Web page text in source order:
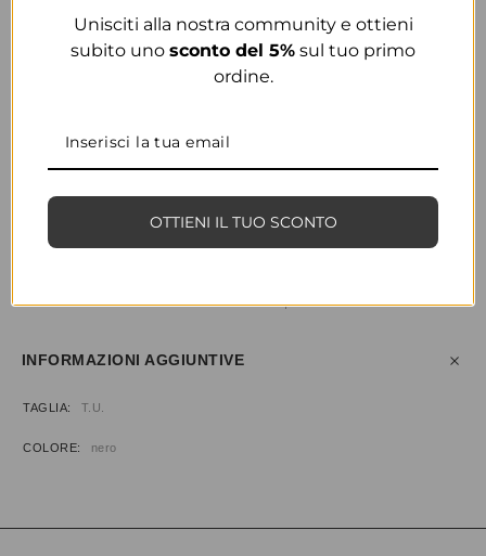
AGGIUNGI ALLA WISHLIST CONDIVIDI
COD:34673CATEGORIE:ABBIGLIAMENTO,T-SHIRT
INFORMAZIONI AGGIUNTIVE
TAGLIA T.U.
COLORE nero
Unisciti alla nostra community e ottieni
subito uno sconto del 5% sul tuo primo
ordine.
OTTIENI IL TUO SCONTO